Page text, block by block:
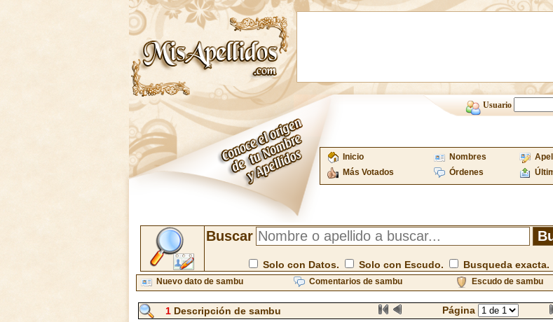
Usuario
Inicio Nombres
Más Votados
Órdenes
Buscar
Solo con Datos. Solo con Escudo. Busqueda exacta.
Nuevo dato de sambu Comentarios de sambu Escudo de sambu
1Descripción de sambu Página